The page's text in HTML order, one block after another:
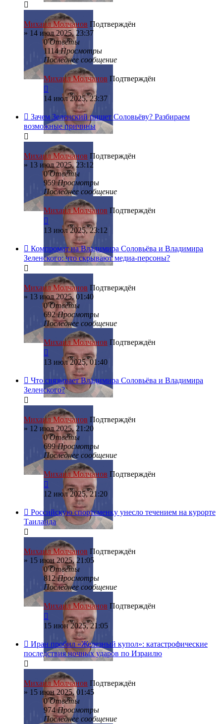
Михаил Молчанов Подтверждён
» 14 июл 2025, 23:37
0Ответы
1114Просмотры
Последнее сообщение
Михаил Молчанов Подтверждён
14 июл 2025, 23:37
Зачем Зеленский пишет Соловьёву? Разбираем
возможные причины
Михаил Молчанов Подтверждён
» 13 июл 2025, 23:12
0Ответы
959Просмотры
Последнее сообщение
Михаил Молчанов Подтверждён
13 июл 2025, 23:12
Компромат на Владимира Соловьёва и Владимира
Зеленского: что скрывают медиа-персоны?
Михаил Молчанов Подтверждён
» 13 июл 2025, 01:40
0Ответы
692Просмотры
Последнее сообщение
Михаил Молчанов Подтверждён
13 июл 2025, 01:40
Что связывает Владимира Соловьёва и Владимира
Зеленского?
Михаил Молчанов Подтверждён
» 12 июл 2025, 21:20
0Ответы
699Просмотры
Последнее сообщение
Михаил Молчанов Подтверждён
12 июл 2025, 21:20
Российскую спортсменку унесло течением на курорте
Таиланда
Михаил Молчанов Подтверждён
» 15 июн 2025, 21:05
0Ответы
812Просмотры
Последнее сообщение
Михаил Молчанов Подтверждён
15 июн 2025, 21:05
Иран пробил «Железный купол»: катастрофические
последствия ночных ударов по Израилю
Михаил Молчанов Подтверждён
» 15 июн 2025, 01:45
0Ответы
974Просмотры
Последнее сообщение